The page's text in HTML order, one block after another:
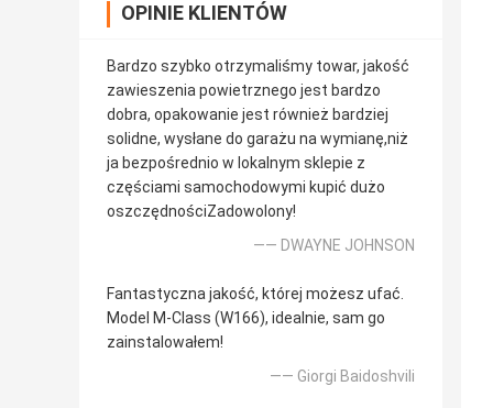
OPINIE KLIENTÓW
Bardzo szybko otrzymaliśmy towar, jakość
zawieszenia powietrznego jest bardzo
dobra, opakowanie jest również bardziej
solidne, wysłane do garażu na wymianę,niż
ja bezpośrednio w lokalnym sklepie z
częściami samochodowymi kupić dużo
oszczędnościZadowolony!
—— DWAYNE JOHNSON
Fantastyczna jakość, której możesz ufać.
Model M-Class (W166), idealnie, sam go
zainstalowałem!
—— Giorgi Baidoshvili